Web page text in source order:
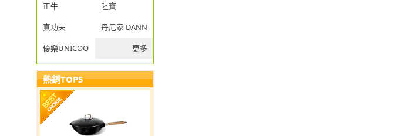
正牛
陸寶
真功夫
丹尼家 DANNY JIA
優樂UNICOOK
更多
熱銷TOP5